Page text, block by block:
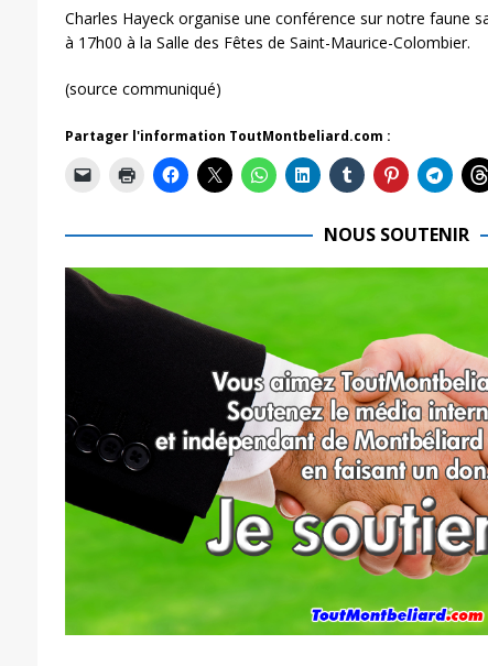
Charles Hayeck organise une conférence sur notre faune
à 17h00 à la Salle des Fêtes de Saint-Maurice-Colombier.
(source communiqué)
Partager l'information ToutMontbeliard.com :
NOUS SOUTENIR